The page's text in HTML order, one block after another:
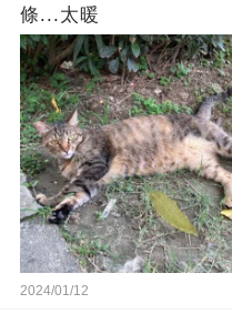
條...太暖
2024/01/12